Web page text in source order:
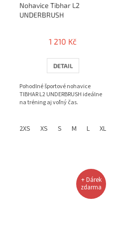
3XL 4XL
Nohavice Tibhar L2
UNDERBRUSH
1 210 Kč
DETAIL
Pohodlné športové nohavice
TIBHAR L2 UNDERBRUSH ideálne
na tréning aj voľný čas.
2XS XS S M L XL
+ Dárek
zdarma